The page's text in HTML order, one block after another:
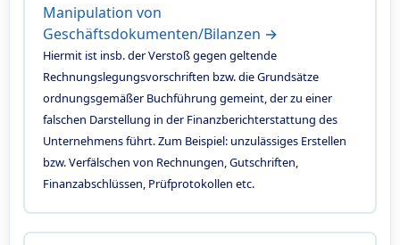
Manipulation von
Geschäftsdokumenten/Bilanzen →
Hiermit ist insb. der Verstoß gegen geltende
Rechnungslegungsvorschriften bzw. die Grundsätze
ordnungsgemäßer Buchführung gemeint, der zu einer
falschen Darstellung in der Finanzberichterstattung des
Unternehmens führt. Zum Beispiel: unzulässiges Erstellen
bzw. Verfälschen von Rechnungen, Gutschriften,
Finanzabschlüssen, Prüfprotokollen etc.